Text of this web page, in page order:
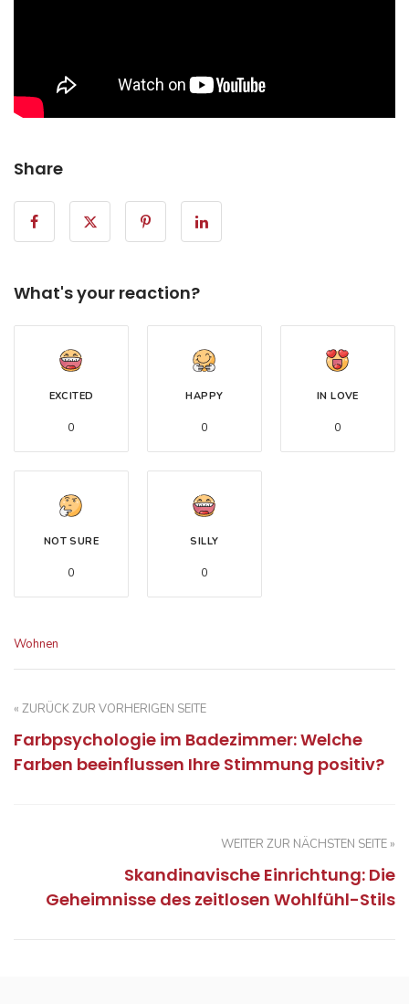
Share
What's your reaction?
EXCITED
0
HAPPY
0
IN LOVE
0
NOT SURE
0
SILLY
0
Wohnen
« ZURÜCK ZUR VORHERIGEN SEITE
Farbpsychologie im Badezimmer: Welche
Farben beeinflussen Ihre Stimmung positiv?
WEITER ZUR NÄCHSTEN SEITE »
Skandinavische Einrichtung: Die
Geheimnisse des zeitlosen Wohlfühl-Stils